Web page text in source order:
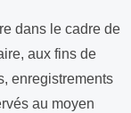
dans le cadre de
aux fins de
enregistrements
au moyen